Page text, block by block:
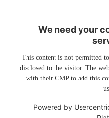
We need your
This content is not permitted
disclosed to the visitor. The
with their CMP to add this
Powered by